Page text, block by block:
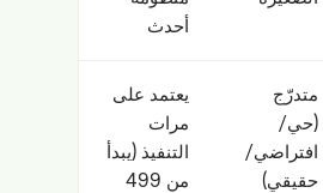
أحدث
متدرّج
(حي/
افتراضي/
حقيقي)
يعتمد على
مرات
التنفيذ (يبدأ
من 499